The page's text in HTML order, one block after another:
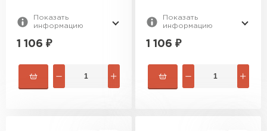
Показать
информацию
1 106 ₽
Показать
информацию
1 106 ₽